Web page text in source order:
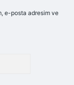
e-posta adresim ve